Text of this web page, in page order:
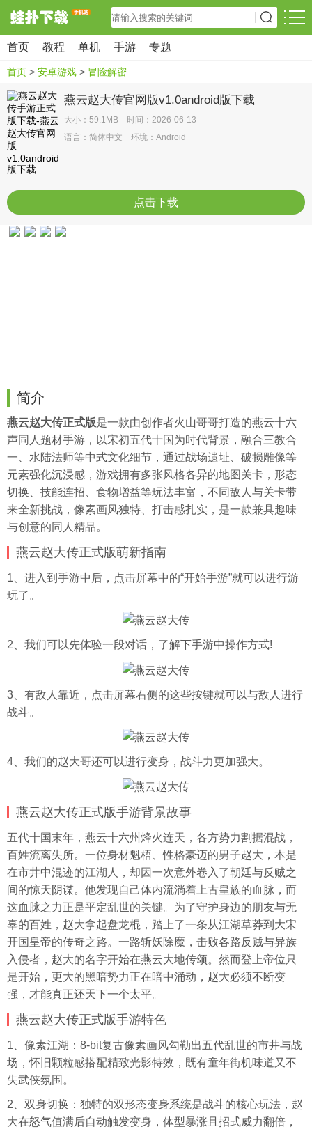
首页 教程 单机 手游 专题
首页 > 安卓游戏 > 冒险解密
燕云赵大传官网版v1.0android版下载
大小：59.1MB 时间：2026-06-13
语言：简体中文 环境：Android
点击下载
简介
燕云赵大传正式版是一款由创作者火山哥哥打造的燕云十六
声同人题材手游，以宋初五代十国为时代背景，融合三教合
一、水陆法师等中式文化细节，通过战场遗址、破损雕像等
元素强化沉浸感，游戏拥有多张风格各异的地图关卡，形态
切换、技能连招、食物增益等玩法丰富，不同敌人与关卡带
来全新挑战，像素画风独特、打击感扎实，是一款兼具趣味
与创意的同人精品。
燕云赵大传正式版萌新指南
1、进入到手游中后，点击屏幕中的“开始手游”就可以进行游
玩了。
2、我们可以先体验一段对话，了解下手游中操作方式!
3、有敌人靠近，点击屏幕右侧的这些按键就可以与敌人进行
战斗。
4、我们的赵大哥还可以进行变身，战斗力更加强大。
燕云赵大传正式版手游背景故事
五代十国末年，燕云十六州烽火连天，各方势力割据混战，
百姓流离失所。一位身材魁梧、性格豪迈的男子赵大，本是
在市井中混迹的江湖人，却因一次意外卷入了朝廷与反贼之
间的惊天阴谋。他发现自己体内流淌着上古皇族的血脉，而
这血脉之力正是平定乱世的关键。为了守护身边的朋友与无
辜的百姓，赵大拿起盘龙棍，踏上了一条从江湖草莽到大宋
开国皇帝的传奇之路。一路斩妖除魔，击败各路反贼与异族
入侵者，赵大的名字开始在燕云大地传颂。然而登上帝位只
是开始，更大的黑暗势力正在暗中涌动，赵大必须不断变
强，才能真正还天下一个太平。
燕云赵大传正式版手游特色
1、像素江湖：8-bit复古像素画风勾勒出五代乱世的市井与战
场，怀旧颗粒感搭配精致光影特效，既有童年街机味道又不
失武侠氛围。
2、双身切换：独特的双形态变身系统是战斗的核心玩法，赵
大在怒气值满后自动触发变身，体型暴涨且招式威力翻倍，